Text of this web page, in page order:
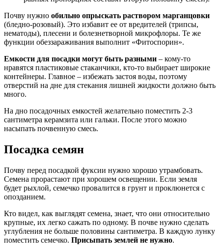
Почву нужно обильно опрыскать раствором марганцовки
(бледно-розовый). Это избавит ее от вредителей (трипсы,
нематоды), плесени и болезнетворной микрофлоры. Те же
функции обеззараживания выполнит «Фитоспорин».
Емкости для посадки могут быть разными – кому-то
нравятся пластиковые стаканчики, кто-то выбирает широкие
контейнеры. Главное – избежать застоя воды, поэтому
отверстий на дне для стекания лишней жидкости должно быть
много.
На дно посадочных емкостей желательно поместить 2-3
сантиметра керамзита или гальки. После этого можно
насыпать почвенную смесь.
Посадка семян
Почву перед посадкой фуксии нужно хорошо утрамбовать.
Семена прорастают при хорошем освещении. Если земля
будет рыхлой, семечко провалится в грунт и проклюнется с
опозданием.
Кто видел, как выглядят семена, знает, что они относительно
крупные, их легко сажать по одному. В почве нужно сделать
углубления не больше половины сантиметра. В каждую лунку
поместить семечко. Присыпать землей не нужно.